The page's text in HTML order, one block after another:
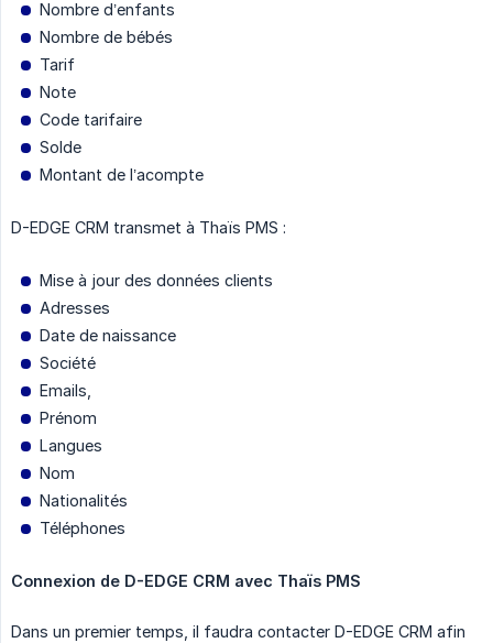
Nombre d’enfants
Nombre de bébés
Tarif
Note
Code tarifaire
Solde
Montant de l’acompte
D-EDGE CRM transmet à Thaïs PMS :
Mise à jour des données clients
Adresses
Date de naissance
Société
Emails,
Prénom
Langues
Nom
Nationalités
Téléphones
Connexion de D-EDGE CRM avec Thaïs PMS
Dans un premier temps, il faudra contacter D-EDGE CRM afin